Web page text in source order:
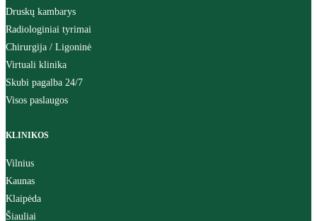
Druskų kambarys
Radiologiniai tyrimai
Chirurgija / Ligoninė
Virtuali klinika
Skubi pagalba 24/7
Visos paslaugos
KLINIKOS
Vilnius
Kaunas
Klaipėda
Šiauliai